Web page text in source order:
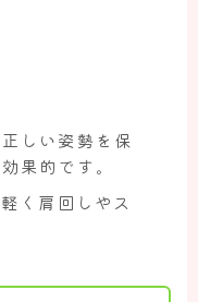
しい姿勢を保
果的です。
く肩回しやス